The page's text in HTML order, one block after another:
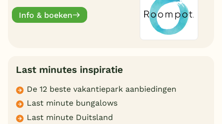
Info & boeken
Last minutes inspiratie
De 12 beste vakantiepark aanbiedingen
Last minute bungalows
Last minute Duitsland